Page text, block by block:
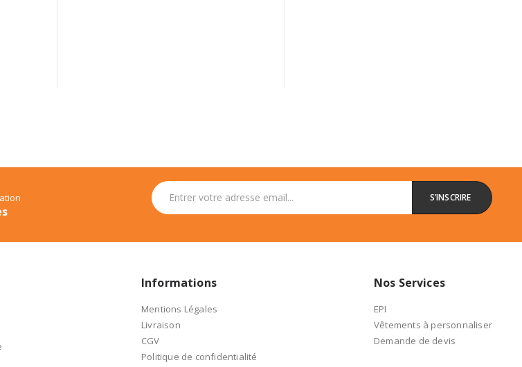
Informations
Mentions Légales
Livraison
CGV
Politique de confidentialité
Nos Services
EPI
Vêtements à personnaliser
Demande de devis